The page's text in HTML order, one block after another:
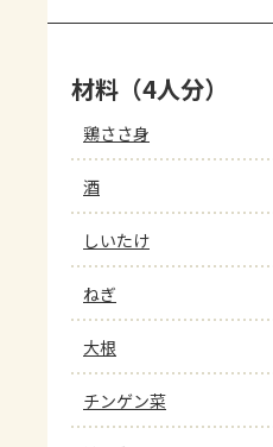
材料（4人分）
鶏ささ身
酒
しいたけ
ねぎ
大根
チンゲン菜